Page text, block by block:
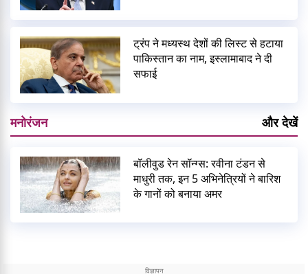
ट्रंप ने मध्यस्थ देशों की लिस्ट से हटाया
पाकिस्तान का नाम, इस्लामाबाद ने दी
सफाई
मनोरंजन और देखें
बॉलीवुड रेन सॉन्ग्स: रवीना टंडन से
माधुरी तक, इन 5 अभिनेत्रियों ने बारिश
के गानों को बनाया अमर